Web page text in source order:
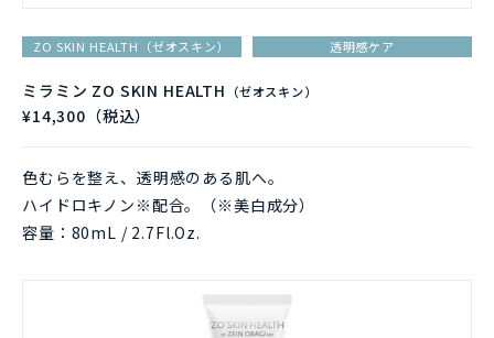
ZO SKIN HEALTH（ゼオスキン） 透明感ケア
ミラミン ZO SKIN HEALTH （ゼオスキン）
¥14,300（税込）
色むらを整え、透明感のある肌へ。
ハイドロキノン※配合。（※美白成分）
容量：80mL / 2.7Fl.Oz.